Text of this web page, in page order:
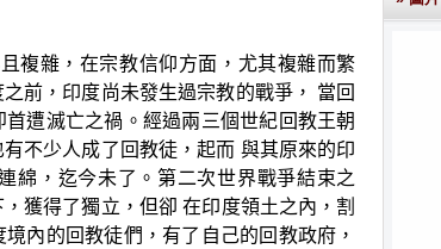
複雜，在宗教信仰方面，尤其複雜而繁
前，印度尚未發生過宗教的戰爭，
當回
遭滅亡之禍。經過兩三個世紀回教王朝
不少人成了回教徒，起而 與其原來的印
綿，迄今未了。第二次世界戰爭結束之
獲得了獨立，但卻 在印度領土之內，割
境內的回教徒們，有了自己的回教政府，